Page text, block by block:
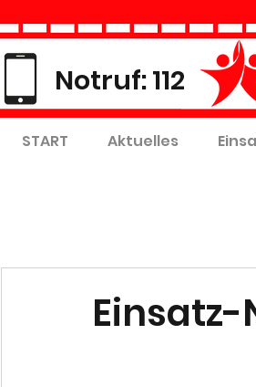
Notruf: 112
START Aktuelles
Einsatz-